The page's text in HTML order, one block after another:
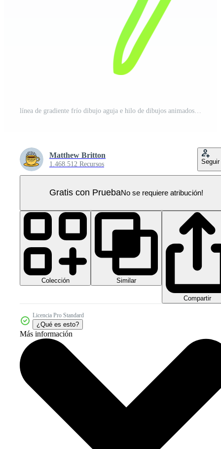
Matthew Britton
1.468.512 Recursos Seguir
Gratis con PruebaNo se requiere atribución!
Colección Similar
Compartir
Licencia Pro Standard
¿Qué es esto?
Más información